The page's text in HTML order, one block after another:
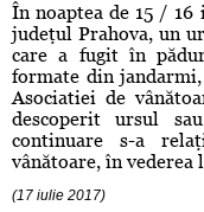
În noaptea de 15 /
judeţul Prahova, un
care a fugit în
formate din
Asociatiei de
descoperit ursul
continuare s-a
vânătoare, în
(17 iulie 2017)